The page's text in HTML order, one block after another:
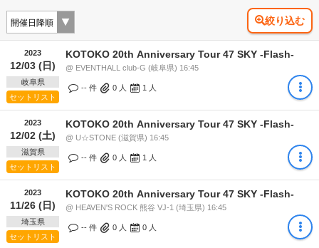
絞り込む
2023
12/03 (日)
岐阜県
セットリスト
KOTOKO 20th Anniversary Tour 47 SKY -Flash-
@ EVENTHALL club-G (岐阜県) 16:45
-- 件 0 人 1 人
2023
12/02 (土)
滋賀県
セットリスト
KOTOKO 20th Anniversary Tour 47 SKY -Flash-
@ U☆STONE (滋賀県) 16:45
-- 件 0 人 1 人
2023
11/26 (日)
埼玉県
セットリスト
KOTOKO 20th Anniversary Tour 47 SKY -Flash-
@ HEAVEN'S ROCK 熊谷 VJ-1 (埼玉県) 16:45
-- 件 0 人 0 人